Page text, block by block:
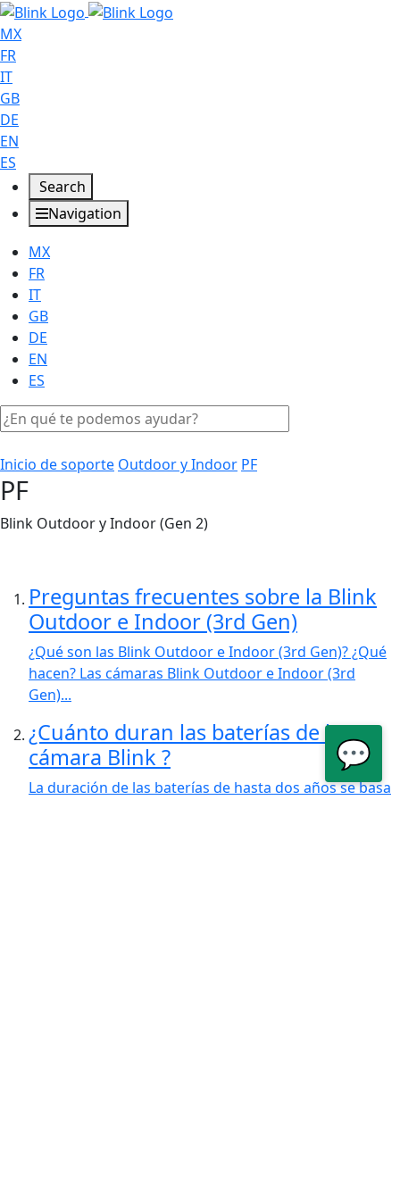
MX
FR
IT
GB
DE
EN
ES
Search
Navigation
MX
FR
IT
GB
DE
EN
ES
Inicio de soporte Outdoor y Indoor PF
PF
Blink Outdoor y Indoor (Gen 2)
Preguntas frecuentes sobre la Blink
Outdoor e Indoor (3rd Gen)
¿Qué son las Blink Outdoor e Indoor (3rd Gen)? ¿Qué
hacen? Las cámaras Blink Outdoor e Indoor (3rd
Gen)...
¿Cuánto duran las baterías de la
cámara Blink ?
La duración de las baterías de hasta dos años se basa
💬